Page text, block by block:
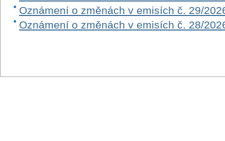
Oznámení o změnách v emisích č. 29/
Oznámení o změnách v emisích č. 28/